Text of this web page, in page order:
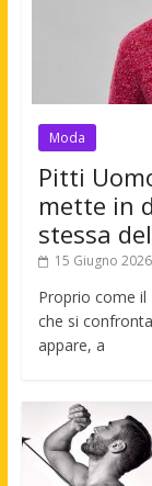
Moda
Pitti
mette in
stessa
15 Giugno 2026
Proprio come
che si
appare, a